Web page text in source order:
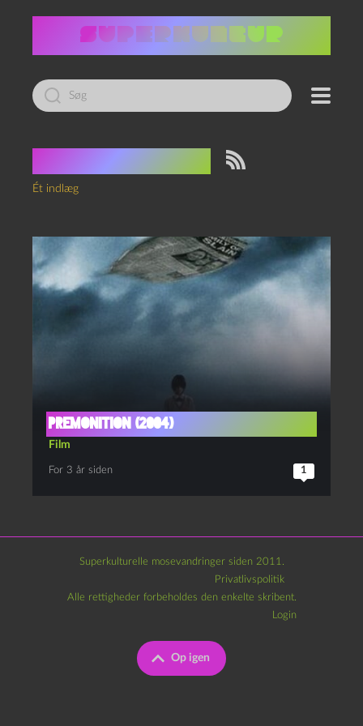
Led
efter:
horoskop
Ét indlæg
Premonition (2004)
Film
For 3 år siden 1
Superkulturelle mosevandringer siden 2011.
Privatlivspolitik
Op igen
Alle rettigheder forbeholdes den enkelte skribent.
Login